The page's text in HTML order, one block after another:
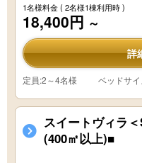
1名様料金( 2名様1棟利用時 )
18,400円 ～
詳
定員:2～4名様 ベッドサ
スイートヴィラ
(400㎡以上)■